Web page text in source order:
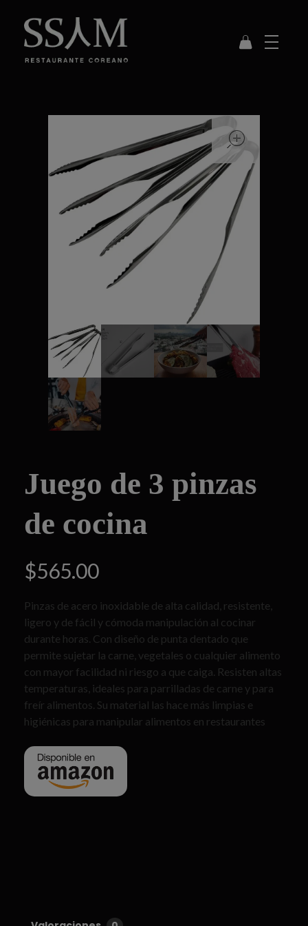
Juego de 3 pinzas
de cocina
$565.00
Pinzas de acero inoxidable de alta calidad, resistente,
ligero y de fácil y cómoda manipulación al cocinar
durante horas. Con diseño de punta dentado que
permite sujetar la carne, vegetales o cualquier alimento
con mayor facilidad ni riesgo a que caiga. Resisten altas
temperaturas, ideales para parrilladas de carne y para
freír alimentos. Su material las hace más limpias e
higiénicas para manipular alimentos en restaurantes